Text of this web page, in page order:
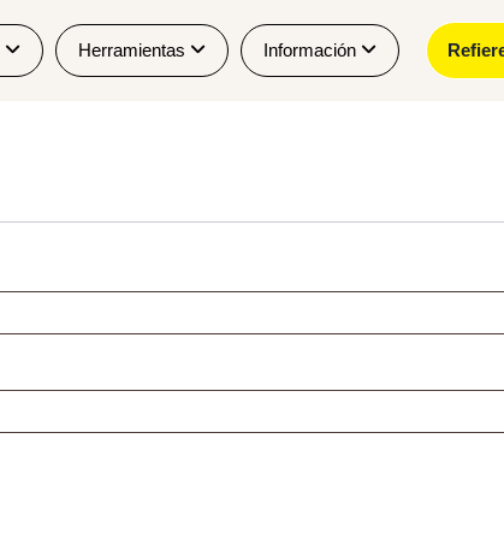
Herramientas Información